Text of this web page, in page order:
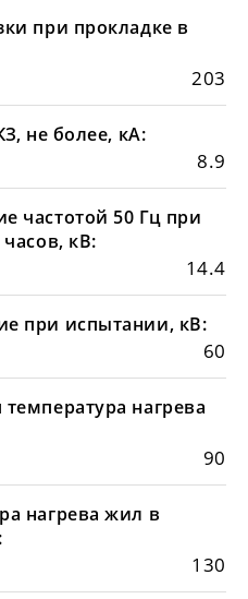
при прокладке в
203
не более, кА:
8.9
частотой 50 Гц при
кВ:
14.4
при испытании, кВ:
60
нагрева
90
нагрева жил в
130